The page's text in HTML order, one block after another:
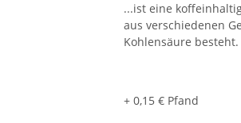
...ist eine
aus verschiedenen
Kohlensäure
+ 0,15 € Pfand